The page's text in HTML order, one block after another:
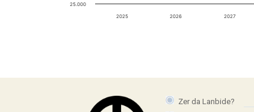
2025 2026 2027
25.000
Zer da Lanbide?